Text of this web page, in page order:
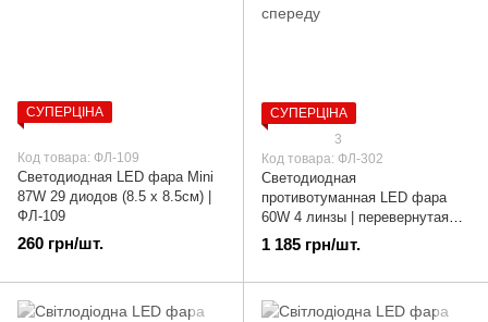
СУПЕРЦІНА
Код товара: ФЛ-109
Светодиодная LED фара Mini
87W 29 диодов (8.5 х 8.5см) |
ФЛ-109
260 грн/шт.
СУПЕРЦІНА
3
Код товара: ФЛ-302
Светодиодная
противотуманная LED фара
60W 4 линзы | перевернутая
под бампер | ФЛ-302
1 185 грн/шт.